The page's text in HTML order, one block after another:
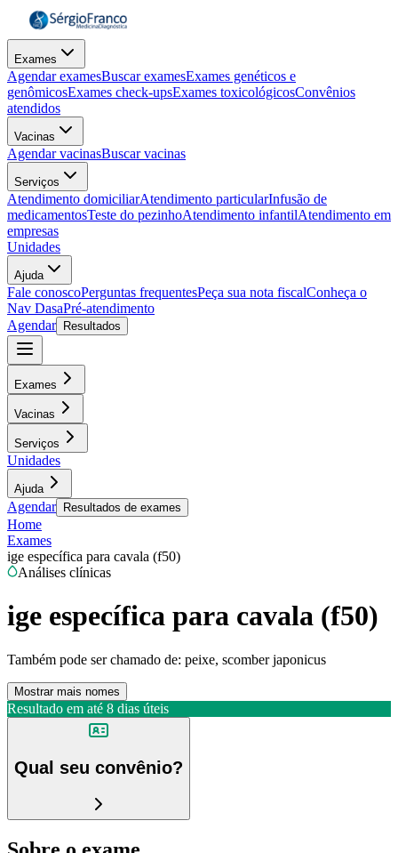
Exames
Agendar examesBuscar examesExames genéticos e
genômicosExames check-upsExames toxicológicosConvênios
atendidos
Vacinas
Agendar vacinasBuscar vacinas
Serviços
Atendimento domiciliarAtendimento particularInfusão de
medicamentosTeste do pezinhoAtendimento infantilAtendimento em
empresas
Unidades
Ajuda
Fale conoscoPerguntas frequentesPeça sua nota fiscalConheça o
Nav DasaPré-atendimento
Agendar
Resultados
Exames
Vacinas
Serviços
Unidades
Ajuda
Agendar Resultados de exames
Home
Exames
ige específica para cavala (f50)
Análises clínicas
ige específica para cavala (f50)
Também pode ser chamado de: peixe, scomber japonicus
Mostrar mais nomes
Resultado em até 8 dias úteis
Qual seu convênio?